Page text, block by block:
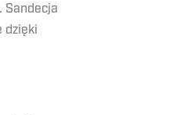
Sandecja
dzięki